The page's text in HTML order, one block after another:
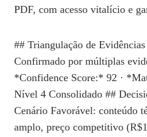
PDF, com acesso vitalício e
## Triangulação de
Confirmado por múltiplas
*Confidence Score:* 92 ·
Nível 4 Consolidado ##
Cenário Favorável: conteúdo
amplo, preço competitivo